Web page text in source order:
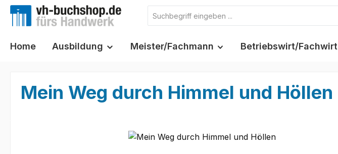
Hauptinhalt springen
Zur Suche springen
Zur Hauptnavigation springen
Home Ausbildung Meister/Fachmann Betriebswirt/Fachwirt
Mein Weg durch Himmel und Höllen